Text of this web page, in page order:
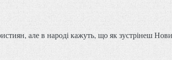
але в народі кажуть, що як зустрінеш